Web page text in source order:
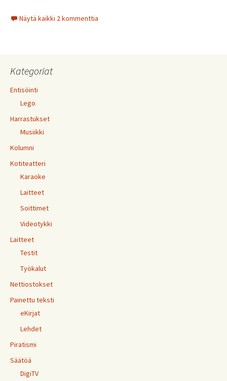
Näytä kaikki 2 kommenttia
Kategoriat
Entisöinti
Lego
Harrastukset
Musiikki
Kolumni
Kotiteatteri
Karaoke
Laitteet
Soittimet
Videotykki
Laitteet
Testit
Työkalut
Nettiostokset
Painettu teksti
eKirjat
Lehdet
Piratismi
Säätöä
DigiTV